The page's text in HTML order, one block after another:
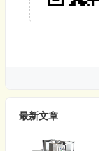
最新文章